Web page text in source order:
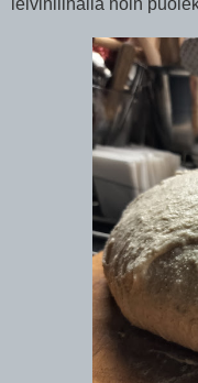
leivinliinalla noin